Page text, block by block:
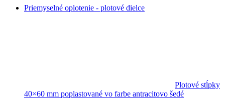
Priemyselné oplotenie - plotové dielce
Plotové stĺpky
40×60 mm poplastované vo farbe antracitovo šedé